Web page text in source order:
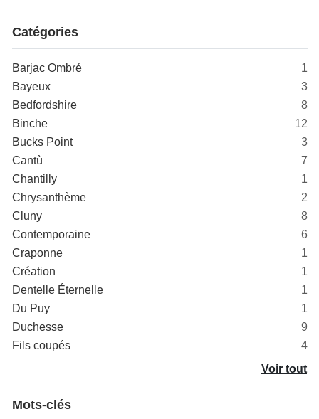
Catégories
Barjac Ombré
1
Bayeux
3
Bedfordshire
8
Binche
12
Bucks Point
3
Cantù
7
Chantilly
1
Chrysanthème
2
Cluny
8
Contemporaine
6
Craponne
1
Création
1
Dentelle Éternelle
1
Du Puy
1
Duchesse
9
Fils coupés
4
Voir tout
Mots-clés